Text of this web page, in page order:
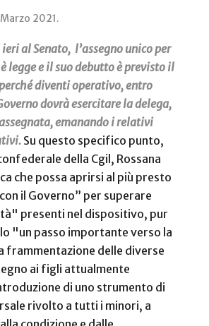
Marzo 2021.
al Senato, l’assegno unico per
legge e il suo debutto è previsto il
diventi operativo, entro
dovrà esercitare la delega,
emanando i relativi
Su questo specifico punto,
della Cgil, Rossana
che possa aprirsi al più presto
il Governo” per superare
presenti nel dispositivo, pur
"un passo importante verso la
frammentazione delle diverse
ai figli attualmente
di uno strumento di
rivolto a tutti i minori, a